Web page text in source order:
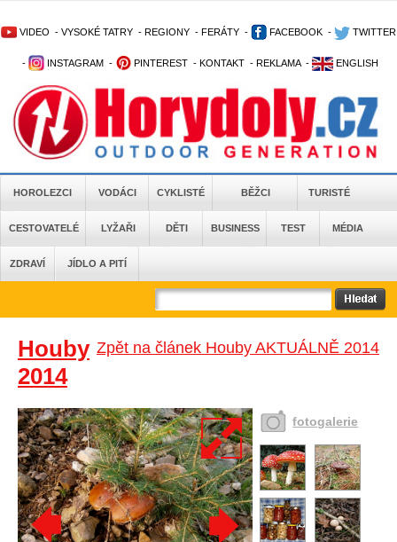
VIDEO - VYSOKÉ TATRY - REGIONY - FERÁTY - FACEBOOK - TWITTER
- INSTAGRAM - PINTEREST - KONTAKT - REKLAMA - ENGLISH
HOROLEZCI VODÁCI CYKLISTÉ BĚŽCI TURISTÉ
CESTOVATELÉ LYŽAŘI DĚTI BUSINESS TEST MÉDIA
ZDRAVÍ JÍDLO A PITÍ
Zpět na článek Houby AKTUÁLNĚ 2014
Houby
2014
fotogalerie